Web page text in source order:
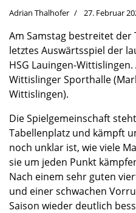
Adrian Thalhofer 27. Februar
Am Samstag bestreitet der
letztes Auswärtsspiel der
HSG Lauingen-
Wittislinger Sporthalle
Wittislingen).
Die Spielgemeinschaft
Tabellenplatz und kämpft
noch unklar ist, wie viele
sie um jeden Punkt
Nach einem sehr guten
und einer schwachen
Saison wieder deutlich